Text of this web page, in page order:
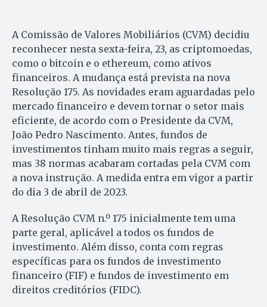
A Comissão de Valores Mobiliários (CVM) decidiu
reconhecer nesta sexta-feira, 23, as criptomoedas,
como o bitcoin e o ethereum, como ativos
financeiros. A mudança está prevista na nova
Resolução 175. As novidades eram aguardadas pelo
mercado financeiro e devem tornar o setor mais
eficiente, de acordo com o Presidente da CVM,
João Pedro Nascimento. Antes, fundos de
investimentos tinham muito mais regras a seguir,
mas 38 normas acabaram cortadas pela CVM com
a nova instrução. A medida entra em vigor a partir
do dia 3 de abril de 2023.
A Resolução CVM n.º 175 inicialmente tem uma
parte geral, aplicável a todos os fundos de
investimento. Além disso, conta com regras
específicas para os fundos de investimento
financeiro (FIF) e fundos de investimento em
direitos creditórios (FIDC).